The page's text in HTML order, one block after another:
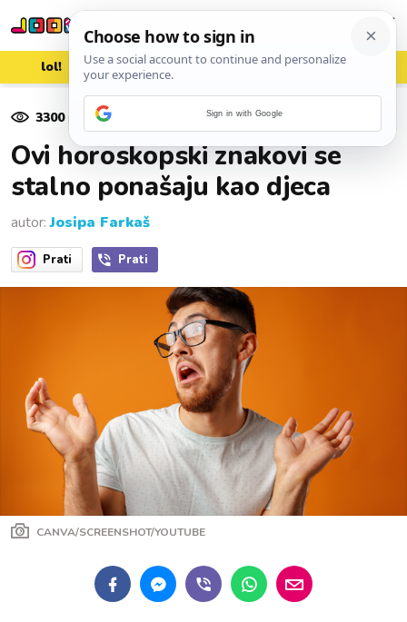
lol! aww vrh! woot?!
3300pregleda 09. studenoga 2022.
Ovi horoskopski znakovi se
stalno ponašaju kao djeca
autor:Josipa Farkaš
Prati Prati
CANVA/SCREENSHOT/YOUTUBE
Sign in with Google